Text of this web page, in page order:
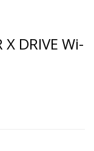
DRIVE Wi-